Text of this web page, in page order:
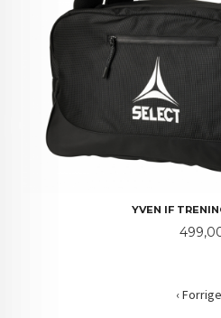
YVEN IF
Pris
‹ Forrige